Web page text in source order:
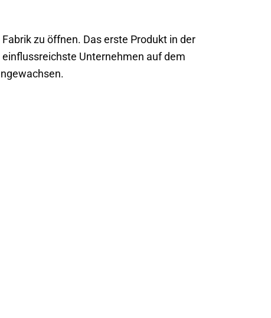
zu öffnen. Das erste Produkt in der
Unternehmen auf dem